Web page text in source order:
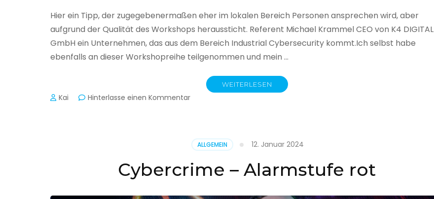
Hier ein Tipp, der zugegebenermaßen eher im lokalen Bereich Personen ansprechen wird, aber
aufgrund der Qualität des Workshops heraussticht. Referent Michael Krammel CEO von K4 DIGITAL
GmbH ein Unternehmen, das aus dem Bereich Industrial Cybersecurity kommt.Ich selbst habe
ebenfalls an dieser Workshopreihe teilgenommen und mein …
WEITERLESEN
Kai Hinterlasse einen Kommentarzu
der
Produktion
ALLGEMEIN 12. Januar 2024
Cybercrime – Alarmstufe rot